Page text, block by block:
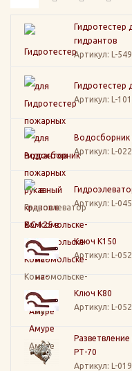
Гидротестер
гидрантов
Артикул: L-
Гидротестер
Артикул: L-
Водосборник
Артикул: L-
Артикул: L-
Ключ К150
Артикул: L-
Ключ К80
Артикул: L-
РТ-70
Артикул: L-